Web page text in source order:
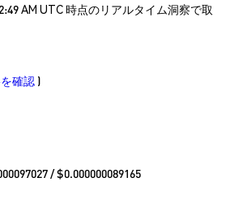
AM UTC 時点のリアルタイム洞察で取
確認 )
/ $0.000000089165